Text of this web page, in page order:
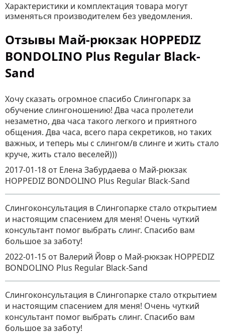
Характеристики и комплектация товара могут
изменяться производителем без уведомления.
Отзывы Май-рюкзак HOPPEDIZ
BONDOLINO Plus Regular Black-
Sand
Хочу сказать огромное спасибо Слингопарк за
обучение слингоношению! Два часа пролетели
незаметно, два часа такого легкого и приятного
общения. Два часа, всего пара секретиков, но таких
важных, и теперь мы с слингом/в слинге и жить стало
круче, жить стало веселей)))
2017-01-18 от Елена Забурдаева о Май-рюкзак
HOPPEDIZ BONDOLINO Plus Regular Black-Sand
Слингоконсультация в Слингопарке стало открытием
и настоящим спасением для меня! Очень чуткий
консультант помог выбрать слинг. Спасибо вам
большое за заботу!
2022-01-15 от Валерий Йовр о Май-рюкзак HOPPEDIZ
BONDOLINO Plus Regular Black-Sand
Слингоконсультация в Слингопарке стало открытием
и настоящим спасением для меня! Очень чуткий
консультант помог выбрать слинг. Спасибо вам
большое за заботу!